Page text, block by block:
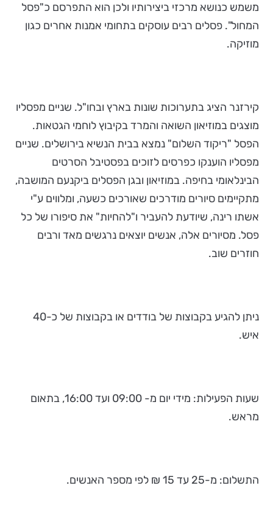
משמש כנושא מרכזי ביצירותיו ולכן הוא התפרסם כ"פסל
המחול". פסלים רבים עוסקים בתחומי אמנות אחרים כגון
מוזיקה.
קירזנר הציג בתערוכות שונות בארץ ובחו"ל. שניים מפסליו
מוצגים במוזיאון השואה והמרד בקיבוץ לוחמי הגטאות.
הפסל "ריקוד השלום" נמצא בבית הנשיא בירושלים. שניים
מפסליו הוענקו כפרסים לזוכים בפסטיבל הסרטים
הבינלאומי בחיפה. במוזיאון ובגן הפסלים ביקנעם המושבה,
מתקיימים סיורים מודרכים שאורכים כשעה, ומלווים ע"י
אשתו רינה, שיודעת להעביר ו"להחיות" את סיפורו של כל
פסל. מסיורים אלה, אנשים יוצאים נרגשים מאד ורבים
חוזרים שוב.
ניתן להגיע בקבוצות של בודדים או בקבוצות של כ-40
איש.
שעות הפעילות:
מידי יום מ- 09:00 ועד 16:00, בתאום
מראש.
התשלום: מ-25 עד 15 ₪ לפי מספר האנשים.